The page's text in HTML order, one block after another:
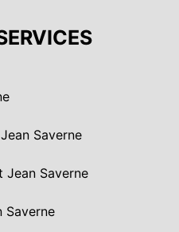
Saverne
Jean Saverne
Saverne